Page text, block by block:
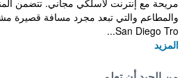
مريحة مع إنترنت لاسلكي مجاني. تتضمن
San Diego Tro...
المزيد